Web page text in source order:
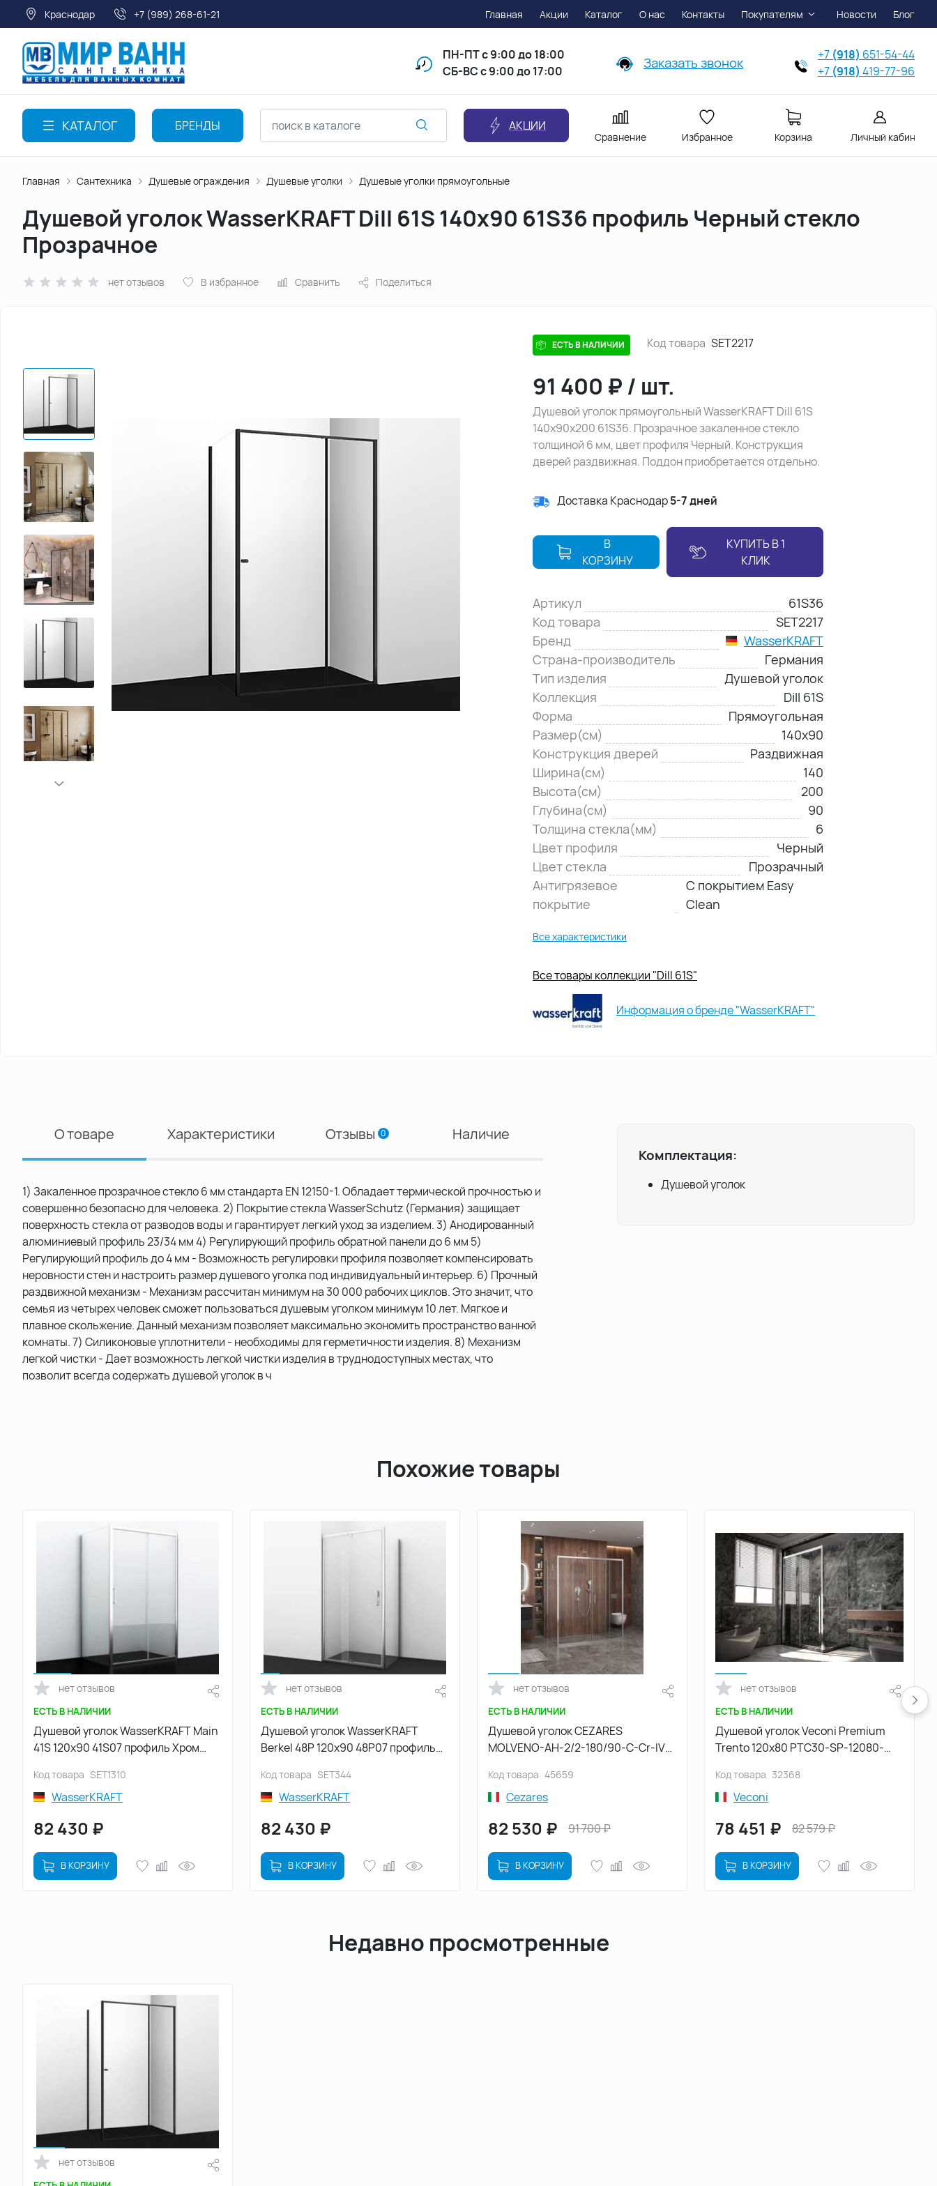
Краснодар +7 (989) 268-61-21 Главная Акции Каталог О нас Контакты Покупателям Новости Блог
ПН-ПТс 9:00 до 18:00
СБ-ВС с 9:00 до 17:00
Заказать звонок +7 (918) 651-54-44
+7 (918) 419-77-96
КАТАЛОГ БРЕНДЫ АКЦИИ
Сравнение Избранное Корзина Личный кабинет
Главная Сантехника Душевые ограждения Душевые уголки Душевые уголки прямоугольные
Душевой уголок WasserKRAFT Dill 61S 140х90 61S36 профиль Черный стекло
Прозрачное
нет отзывов В избранное Сравнить Поделиться
ЕСТЬ В НАЛИЧИИ Код товара SET2217
91 400 ₽ / шт.
Душевой уголок прямоугольный WasserKRAFT Dill 61S
140х90х200 61S36. Прозрачное закаленное стекло
толщиной 6 мм, цвет профиля Черный. Конструкция
дверей раздвижная. Поддон приобретается отдельно.
Доставка Краснодар5-7 дней
В
КОРЗИНУ
КУПИТЬ В 1
КЛИК
Артикул
61S36
Код товара
SET2217
Бренд
WasserKRAFT
Страна-производитель
Германия
Тип изделия
Душевой уголок
Коллекция
Dill 61S
Форма
Прямоугольная
Размер(см)
140х90
Конструкция дверей
Раздвижная
Ширина(см)
140
Высота(см)
200
Глубина(см)
90
Толщина стекла(мм)
6
Цвет профиля
Черный
Цвет стекла
Прозрачный
Антигрязевое
покрытие
С покрытием Easy
Clean
Все характеристики
Все товары коллекции "Dill 61S"
Информация о бренде "WasserKRAFT"
О товаре Характеристики Отзывы 0 Наличие
1) Закаленное прозрачное стекло 6 мм стандарта EN 12150-1. Обладает термической прочностью и
совершенно безопасно для человека. 2) Покрытие стекла WasserSchutz (Германия) защищает
поверхность стекла от разводов воды и гарантирует легкий уход за изделием. 3) Анодированный
алюминиевый профиль 23/34 мм 4) Регулирующий профиль обратной панели до 6 мм 5)
Регулирующий профиль до 4 мм - Возможность регулировки профиля позволяет компенсировать
неровности стен и настроить размер душевого уголка под индивидуальный интерьер. 6) Прочный
раздвижной механизм - Механизм рассчитан минимум на 30 000 рабочих циклов. Это значит, что
семья из четырех человек сможет пользоваться душевым уголком минимум 10 лет. Мягкое и
плавное скольжение. Данный механизм позволяет максимально экономить пространство ванной
комнаты. 7) Силиконовые уплотнители - необходимы для герметичности изделия. 8) Механизм
легкой чистки - Дает возможность легкой чистки изделия в труднодоступных местах, что
позволит всегда содержать душевой уголок в ч
Комплектация:
Душевой уголок
Похожие товары
нет отзывов
ЕСТЬ В НАЛИЧИИ
Душевой уголок WasserKRAFT Main
41S 120х90 41S07 профиль Хром
Код товара SET1310
WasserKRAFT
82 430 ₽
В КОРЗИНУ
нет отзывов
ЕСТЬ В НАЛИЧИИ
Душевой уголок WasserKRAFT
Berkel 48P 120х90 48P07 профиль
Код товара SET344
WasserKRAFT
82 430 ₽
В КОРЗИНУ
нет отзывов
ЕСТЬ В НАЛИЧИИ
Душевой уголок CEZARES
MOLVENO-AH-2/2-180/90-C-Cr-IV
Код товара 45659
Cezares
82 530 ₽ 91 700₽
В КОРЗИНУ
нет отзывов
ЕСТЬ В НАЛИЧИИ
Душевой уголок Veconi Premium
Trento 120х80 PTC30-SP-12080-
профиль Хром
Код товара 32368
Veconi
78 451 ₽ 82 579₽
В КОРЗИНУ
Недавно просмотренные
нет отзывов